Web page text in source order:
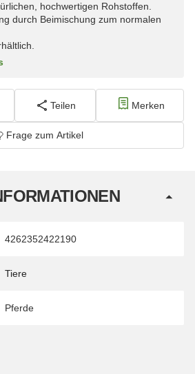
hochwertigen Rohstoffen.
durch Beimischung zum normalen
Teilen Merken
Frage zum Artikel
4262352422190
Tiere
Pferde